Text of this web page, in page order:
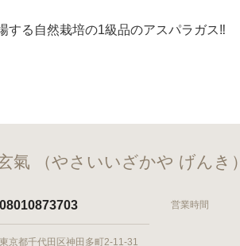
する自然栽培の1級品のアスパラガス‼️
氣 （やさいいざかや げんき）
08010873703
東京都千代田区神田多町2-11-31
営業時間